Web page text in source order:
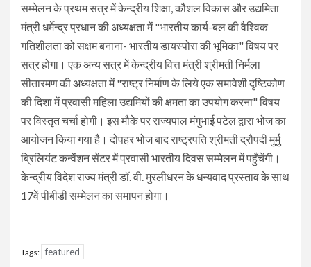
सम्मेलन के प्रथम सत्र में केन्द्रीय शिक्षा, कौशल विकास और उद्यमिता
मंत्री धर्मेन्द्र प्रधान की अध्यक्षता में "भारतीय कार्य-बल की वैश्विक
गतिशीलता को सक्षम बनाना- भारतीय डायस्पोरा की भूमिका" विषय पर
सत्र होगा। एक अन्य सत्र में केन्द्रीय वित्त मंत्री श्रीमती निर्मला
सीतारमण की अध्यक्षता में "राष्ट्र निर्माण के लिये एक समावेशी दृष्टिकोण
की दिशा में प्रवासी महिला उद्यमियों की क्षमता का उपयोग करना" विषय
पर विस्तृत चर्चा होगी। इस मौके पर राज्यपाल मंगुभाई पटेल द्वारा भोज का
आयोजन किया गया है। दोपहर भोज बाद राष्ट्रपति श्रीमती द्रौपदी मुर्मु
ब्रिलियंट कन्वेंशन सेंटर में प्रवासी भारतीय दिवस सम्मेलन में पहुँचेंगी।
केन्द्रीय विदेश राज्य मंत्री डॉ. वी. मुरलीधरन के धन्यवाद प्रस्ताव के साथ
17वें पीबीडी सम्मेलन का समापन होगा।
Tags: featured